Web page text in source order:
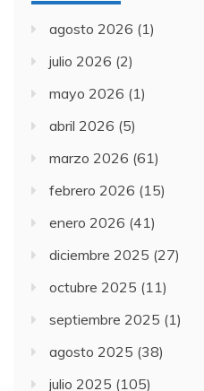
agosto 2026 (1)
julio 2026 (2)
mayo 2026 (1)
abril 2026 (5)
marzo 2026 (61)
febrero 2026 (15)
enero 2026 (41)
diciembre 2025 (27)
octubre 2025 (11)
septiembre 2025 (1)
agosto 2025 (38)
julio 2025 (105)